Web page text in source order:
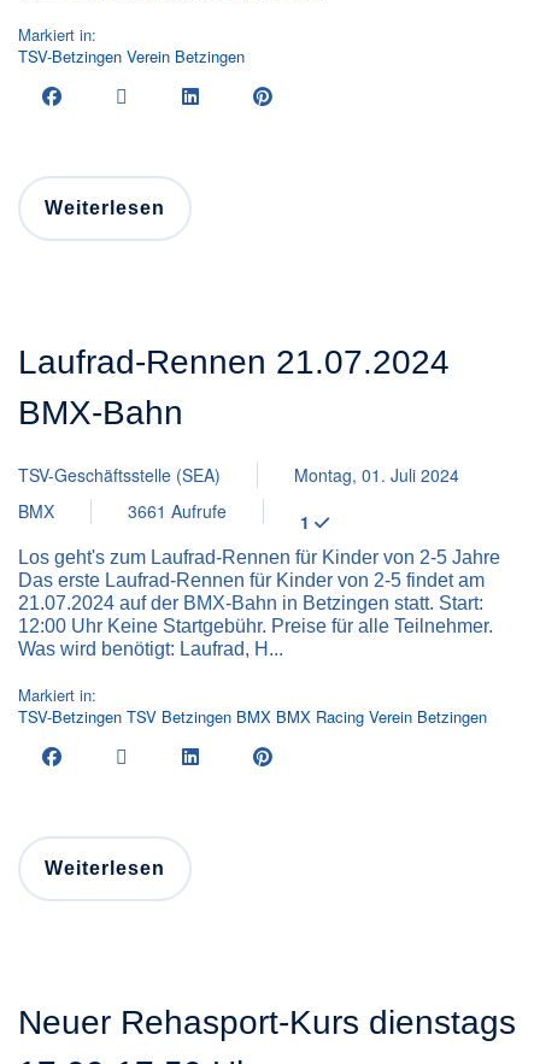
Markiert in:
TSV-Betzingen Verein Betzingen
Weiterlesen
Laufrad-Rennen 21.07.2024
BMX-Bahn
TSV-Geschäftsstelle (SEA)
Montag, 01. Juli 2024
BMX
3661 Aufrufe 1
Los geht's zum Laufrad-Rennen für Kinder von 2-5 Jahre
Das erste Laufrad-Rennen für Kinder von 2-5 findet am
21.07.2024 auf der BMX-Bahn in Betzingen statt. Start:
12:00 Uhr Keine Startgebühr. Preise für alle Teilnehmer.
Was wird benötigt: Laufrad, H...
Markiert in:
TSV-Betzingen TSV Betzingen BMX BMX Racing Verein Betzingen
Weiterlesen
Neuer Rehasport-Kurs dienstags